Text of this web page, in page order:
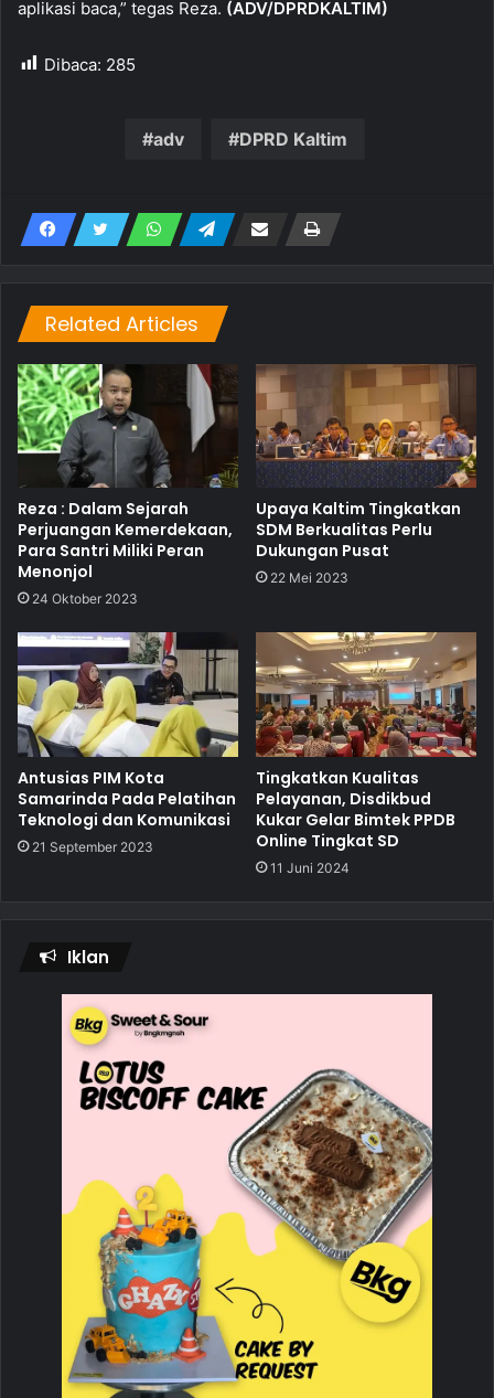
aplikasi baca,” tegas Reza. (ADV/DPRDKALTIM)
Dibaca: 285
adv DPRD Kaltim
Related Articles
Reza : Dalam Sejarah
Perjuangan Kemerdekaan,
Para Santri Miliki Peran
Menonjol
24 Oktober 2023
Upaya Kaltim Tingkatkan
SDM Berkualitas Perlu
Dukungan Pusat
22 Mei 2023
Antusias PIM Kota
Samarinda Pada Pelatihan
Teknologi dan Komunikasi
21 September 2023
Tingkatkan Kualitas
Pelayanan, Disdikbud
Kukar Gelar Bimtek PPDB
Online Tingkat SD
11 Juni 2024
Iklan